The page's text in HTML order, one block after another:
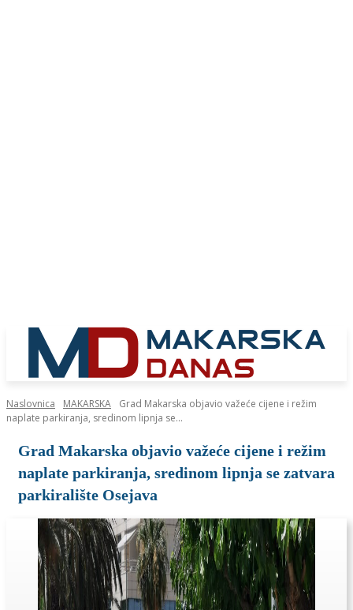
Naslovnica MAKARSKA
Grad Makarska objavio važeće cijene i režim
naplate parkiranja, sredinom lipnja se...
Grad Makarska objavio važeće cijene i režim
naplate parkiranja, sredinom lipnja se zatvara
parkiralište Osejava